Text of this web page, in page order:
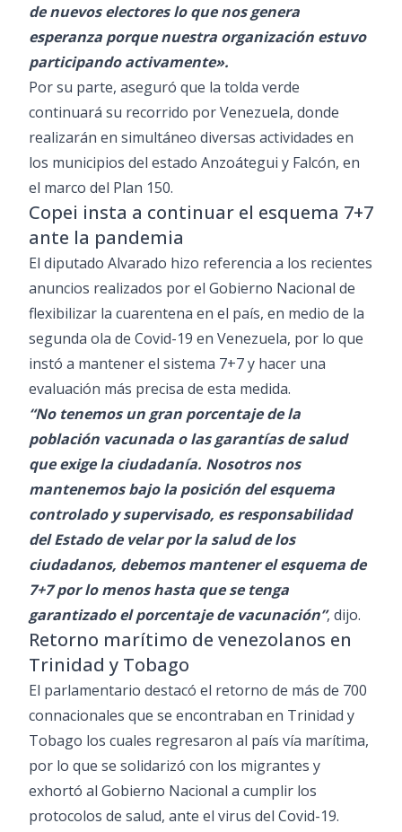
de nuevos electores lo que nos genera
esperanza porque nuestra organización estuvo
participando activamente».
Por su parte, aseguró que la tolda verde
continuará su recorrido por Venezuela, donde
realizarán en simultáneo diversas actividades en
los municipios del estado Anzoátegui y Falcón, en
el marco del Plan 150.
Copei insta a continuar el esquema 7+7
ante la pandemia
El diputado Alvarado hizo referencia a los recientes
anuncios realizados por el Gobierno Nacional de
flexibilizar la cuarentena en el país, en medio de la
segunda ola de Covid-19 en Venezuela, por lo que
instó a mantener el sistema 7+7 y hacer una
evaluación más precisa de esta medida.
“No tenemos un gran porcentaje de la
población vacunada o las garantías de salud
que exige la ciudadanía. Nosotros nos
mantenemos bajo la posición del esquema
controlado y supervisado, es responsabilidad
del Estado de velar por la salud de los
ciudadanos, debemos mantener el esquema de
7+7 por lo menos hasta que se tenga
garantizado el porcentaje de vacunación”, dijo.
Retorno marítimo de venezolanos en
Trinidad y Tobago
El parlamentario destacó el retorno de más de 700
connacionales que se encontraban en Trinidad y
Tobago los cuales regresaron al país vía marítima,
por lo que se solidarizó con los migrantes y
exhortó al Gobierno Nacional a cumplir los
protocolos de salud, ante el virus del Covid-19.